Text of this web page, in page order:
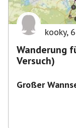
kooky,
Wanderung
Versuch)
Großer